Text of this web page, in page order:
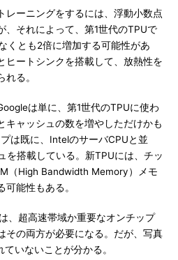
ーニングをするには、浮動小数点
、それによって、第1世代のTPUで
くとも2倍に増加する可能性があ
ヒートシンクを搭載して、放熱性を
る。
は単に、第1世代のTPUに使わ
キャッシュの数を増やしただけかも
は既に、IntelのサーバCPUと並
を搭載している。新TPUには、チッ
（High Bandwidth Memory）メモ
可能性もある。
、超高速帯域か重要なオンチップ
その両方が必要になる。だが、写真
いないことが分かる。